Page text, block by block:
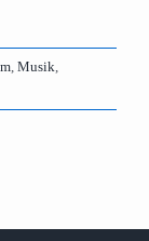
, Musik,